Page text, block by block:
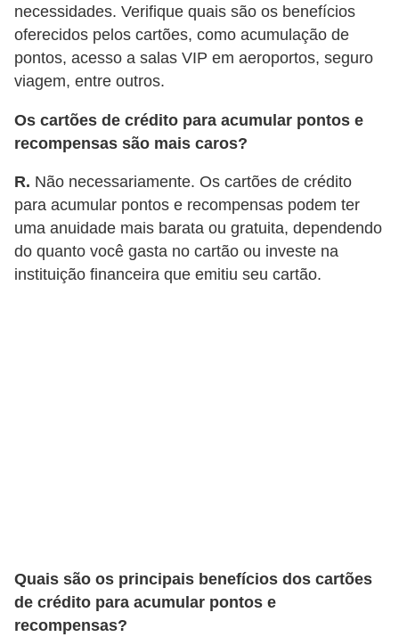
necessidades. Verifique quais são os benefícios
oferecidos pelos cartões, como acumulação de
pontos, acesso a salas VIP em aeroportos, seguro
viagem, entre outros.
Os cartões de crédito para acumular pontos e
recompensas são mais caros?
R. Não necessariamente. Os cartões de crédito
para acumular pontos e recompensas podem ter
uma anuidade mais barata ou gratuita, dependendo
do quanto você gasta no cartão ou investe na
instituição financeira que emitiu seu cartão.
Quais são os principais benefícios dos cartões
de crédito para acumular pontos e
recompensas?